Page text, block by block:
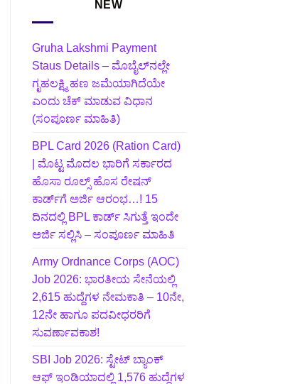
NEW
Gruha Lakshmi Payment
Staus Details – ಮೊಬೈಲ್‌ನಲ್ಲೇ
ಗೃಹಲಕ್ಷ್ಮಿ ಹಣ ಜಮೆಯಾಗಿದೆಯೇ
ಎಂದು ಚೆಕ್ ಮಾಡುವ ವಿಧಾನ
(ಸಂಪೂರ್ಣ ಮಾಹಿತಿ)
BPL Card 2026 (Ration Card)
| ಮೊಟ್ಟ ಮೊದಲ ಭಾರಿಗೆ ಸರ್ಕಾರದ
ಹೊಸಾ ರೂಲ್ಸ್ ಹೊಸ ರೇಷನ್
ಕಾರ್ಡ್‌ಗೆ ಅರ್ಜಿ ಆರಂಭ…! 15
ದಿನದಲ್ಲಿ BPL ಕಾರ್ಡ್ ಸಿಗುತ್ತೆ ಇಂದೇ
ಅರ್ಜಿ ಸಲ್ಲಿಸಿ – ಸಂಪೂರ್ಣ ಮಾಹಿತಿ
Army Ordnance Corps (AOC)
Job 2026: ಭಾರತೀಯ ಸೇನೆಯಲ್ಲಿ
2,615 ಹುದ್ದೆಗಳ ನೇಮಕಾತಿ – 10ನೇ,
12ನೇ ಹಾಗೂ ಪದವೀಧರರಿಗೆ
ಸುವರ್ಣಾವಕಾಶ!
SBI Job 2026: ಸ್ಟೇಟ್ ಬ್ಯಾಂಕ್
ಆಫ್ ಇಂಡಿಯಾದಲ್ಲಿ 1,576 ಹುದ್ದೆಗಳ